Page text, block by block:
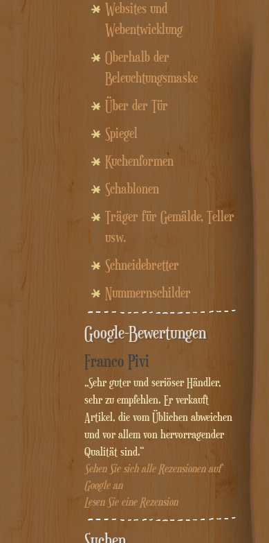
Websites und
Webentwicklung
Oberhalb der
Beleuchtungsmaske
Über der Tür
Spiegel
Kuchenformen
Schablonen
Träger für Gemälde, Teller
usw.
Schneidebretter
Nummernschilder
Google-Bewertungen
Franco Pivi
„Sehr guter und seriöser Händler,
sehr zu empfehlen. Er verkauft
Artikel, die vom Üblichen abweichen
und vor allem von hervorragender
Qualität sind.“
Sehen Sie sich alle Rezensionen auf
Google an
Lesen Sie eine Rezension